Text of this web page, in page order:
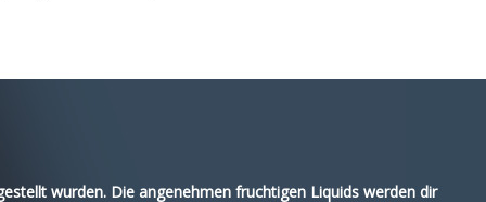
wurden. Die angenehmen fruchtigen Liquids werden dir